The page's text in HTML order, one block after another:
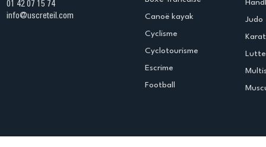
01 42 07 15 74
info@uscreteil.com
Canoë kayak
Cyclisme
Cyclotourisme
Escrime
Football
Judo
Lutte